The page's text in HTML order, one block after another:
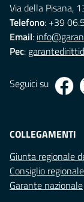
Via della Pisana,
Telefono: +39
Email:
Pec:
Seguici su
COLLEGAMENTI
Giunta regionale
Consiglio
Garante nazionale